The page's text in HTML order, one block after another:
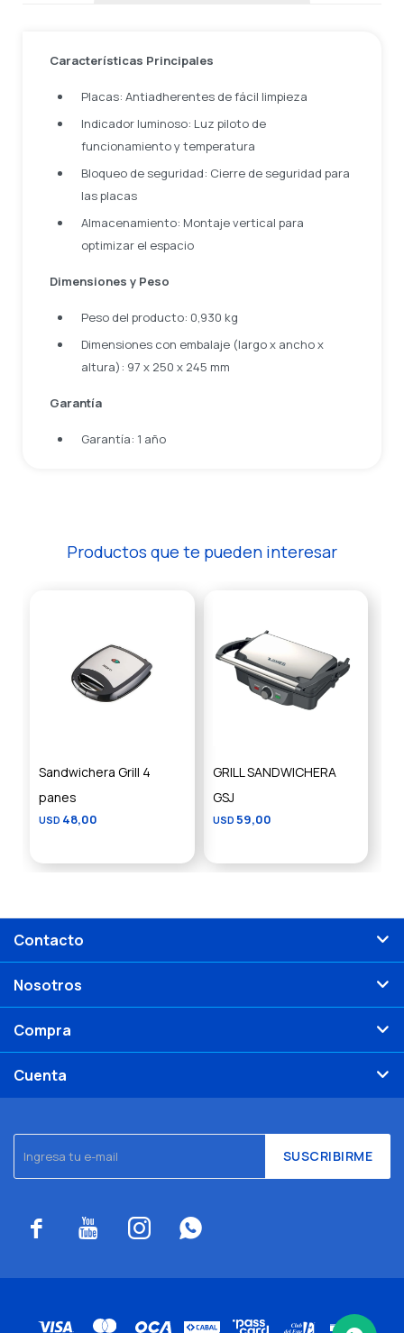
Características Principales
Placas: Antiadherentes de fácil limpieza
Indicador luminoso: Luz piloto de
funcionamiento y temperatura
Bloqueo de seguridad: Cierre de seguridad para
las placas
Almacenamiento: Montaje vertical para
optimizar el espacio
Dimensiones y Peso
Peso del producto: 0,930 kg
Dimensiones con embalaje (largo x ancho x
altura): 97 x 250 x 245 mm
Garantía
Garantía: 1 año
Productos que te pueden interesar
Sandwichera Grill 4
panes
USD 48,00
GRILL SANDWICHERA
GSJ
USD 59,00
SUSCRIBIRME
   
Contacto
Nosotros
Compra
Cuenta